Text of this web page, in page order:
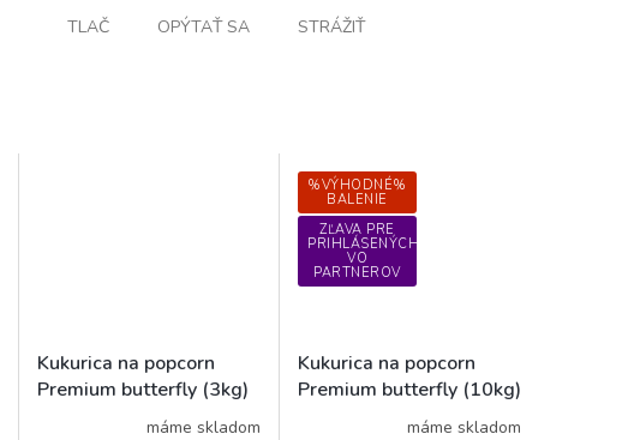
TLAČ OPÝTAŤ SA STRÁŽIŤ
Kukurica na popcorn
Premium butterfly (3kg)
máme skladom
%VÝHODNÉ%
BALENIE
ZĽAVA PRE
PRIHLÁSENÝCH
VO
PARTNEROV
Kukurica na popcorn
Premium butterfly (10kg)
máme skladom